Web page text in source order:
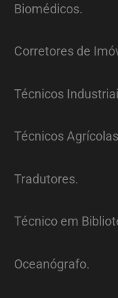
Biomédicos.
Corretores de
Técnicos
Técnicos
Tradutores.
Técnico em
Oceanógrafo.